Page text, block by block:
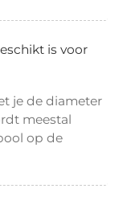
is voor
je de diameter
meestal
op de